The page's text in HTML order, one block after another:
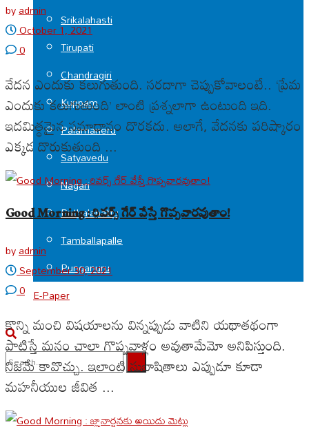
Srikalahasti
Tirupati
Chandragiri
Kuppam
Palamaneru
Satyavedu
Nagari
Puthalapattu
Tamballapalle
Punganuru
E-Paper
No Result
View All Result
byadmin
October 1, 2021
0
వేదన ఎందుకు కలుగుతుంది. సరదాగా చెప్పుకోవాలంటే.. ‘ప్రేమ
ఎందుకు కలుగుతుంది’ లాంటి ప్రశ్నలాగా ఉంటుంది ఇది.
ఇదమిత్థమైన సమాధానం దొరకదు. అలాగే, వేదనకు పరిష్కారం
ఎక్కడ దొరుకుతుంది ...
Good Morning : రివర్స్ గేర్ వేస్తే గొప్పవారవుతాం!
byadmin
September 30, 2021
0
కొన్ని మంచి విషయాలను విన్నప్పుడు వాటిని యథాతథంగా
పాటిస్తే మనం చాలా గొప్పవాళ్లం అవుతామేమో అనిపిస్తుంది.
నిజమే కావొచ్చు. ఇలాంటి సుభాషితాలు ఎప్పుడూ కూడా
మహనీయుల జీవిత ...